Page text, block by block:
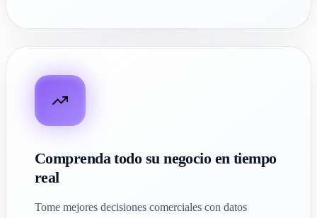
Comprenda todo su negocio en tiempo
real
Tome mejores decisiones comerciales con datos